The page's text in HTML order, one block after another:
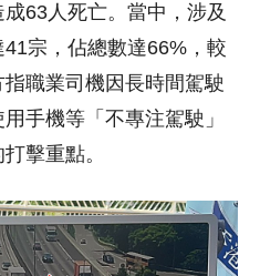
63人死亡。當中，涉及
宗，佔總數達66%，較
職業司機因長時間駕駛
手機等「不專注駕駛」
擊重點。